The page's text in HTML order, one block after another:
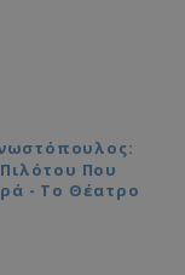
Που
- Το Θέατρο